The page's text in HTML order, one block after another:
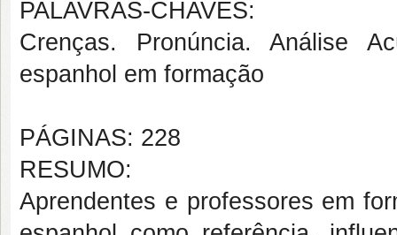
PALAVRAS-CHAVES:
Crenças. Pronúncia. Análise
espanhol em formação
PÁGINAS: 228
RESUMO:
Aprendentes e professores em